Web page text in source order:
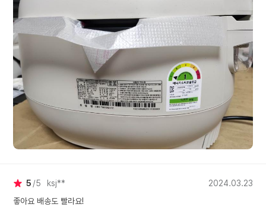
5 5 ksj**
2024.03.23
좋아요 배송도 빨라요!